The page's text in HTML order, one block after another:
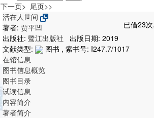
下一页> 尾页>>
活在人世间
已借23
著者: 贾平凹
出版社: 鹭江出版社
出版日期: 2019
文献类型:
图书 , 索书号: I247.7/1017
在馆信息
图书信息概览
图书目录
试读信息
内容简介
著者简介